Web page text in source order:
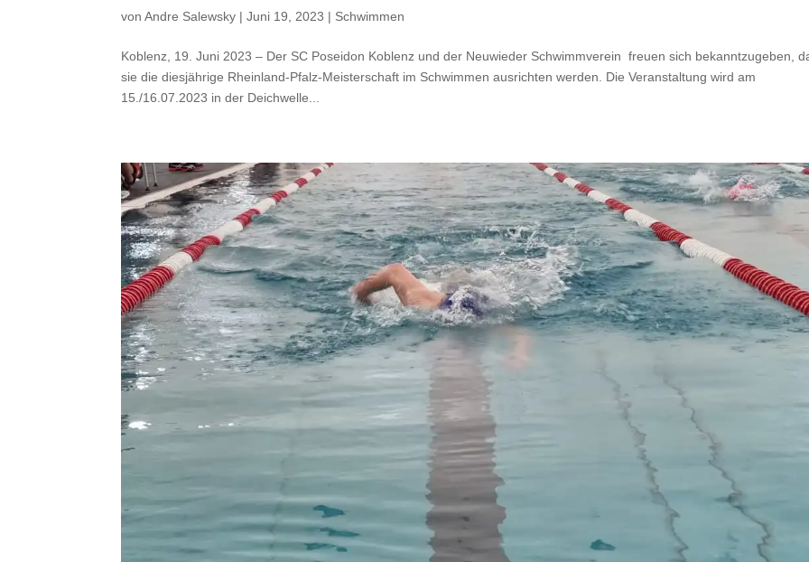
vonAndre Salewsky |Juni 19, 2023 | Schwimmen
Koblenz, 19. Juni 2023 – Der SC Poseidon Koblenz und der Neuwieder Schwimmverein freuen sich bekanntzugeben,
sie die diesjährige Rheinland-Pfalz-Meisterschaft im Schwimmen ausrichten werden. Die Veranstaltung wird am
15./16.07.2023 in der Deichwelle...